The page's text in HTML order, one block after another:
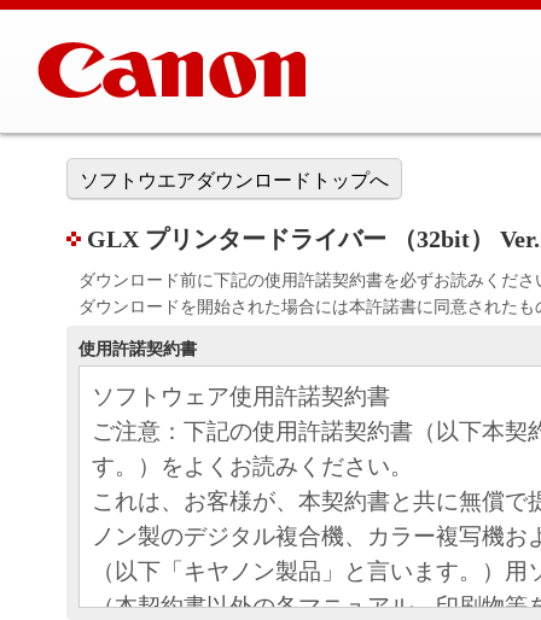
ソフトウエアダウンロードトップへ
GLX プリンタードライバー （32bit）
ダウンロード前に下記の使用許諾契約書を必ずお読みくださ
ダウンロードを開始された場合には本許諾書に同意された
使用許諾契約書
ソフトウェア使用許諾契約書
ご注意：下記の使用許諾契約書（以下本契
す。）をよくお読みください。
これは、お客様が、本契約書と共に無償で
ノン製のデジタル複合機、カラー複写機お
（以下「キヤノン製品」と言います。）用
（本契約書以外の各マニュアル、印刷物等